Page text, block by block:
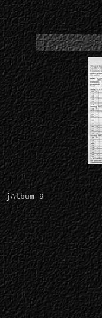
jAlbum 9